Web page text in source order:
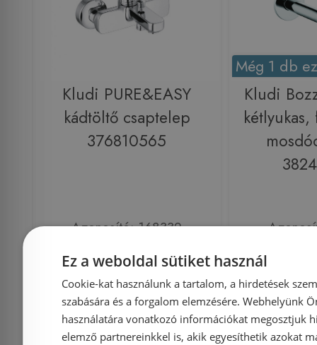
Kludi PURE&EASY
kádtöltő csaptelep
376810565
Azonosító: 168332
47 968 Ft 42 785 Ft
Kosárba
Még 1 db
Kludi
41 456 Ft
Ez a weboldal sütiket használ
Cookie-kat használunk a tartalom, a hirdetések
szabására és a forgalom elemzésére. Webhelyünk
használatára vonatkozó információkat megosztjuk
elemző partnereinkkel is, akik egyesíthetik azokat